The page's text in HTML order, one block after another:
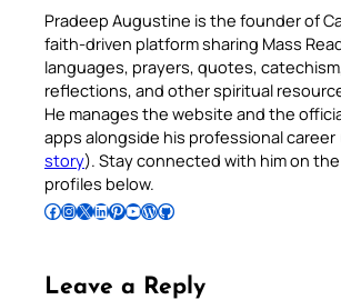
Pradeep Augustine is the founder of
faith-driven platform sharing Mass
languages, prayers, quotes,
reflections, and other spiritual
He manages the website and the
apps alongside his professional career
story). Stay connected with him on
profiles below.
Follow Pradeep on Facebook Follow Pradeep on InstagramFollow Pradeep on X Follow Pradeep on LinkedIn Follow Pradeep on Pinterest Subscribe to Pradeep’s Youtube Channel Follow Pradeep on WordPress Follow Pradeep on GitHub
Leave a Reply